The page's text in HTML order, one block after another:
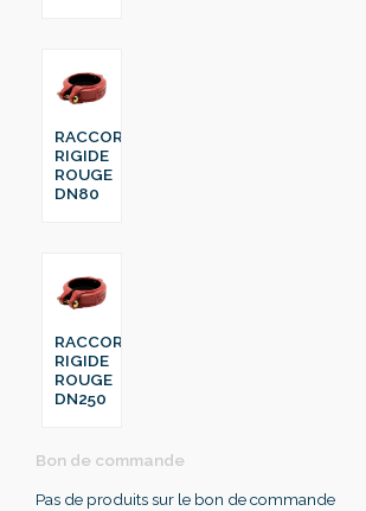
RACCORD
RIGIDE
ROUGE
DN80
RACCORD
RIGIDE
ROUGE
DN250
Bon de commande
Pas de produits sur le bon de commande